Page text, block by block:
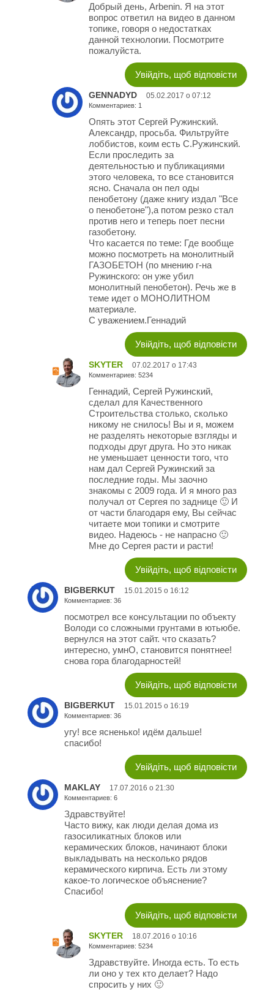
Добрый день, Arbenin. Я на этот
вопрос ответил на видео в данном
топике, говоря о недостатках
данной технологии. Посмотрите
пожалуйста.
Увійдіть, щоб відповісти
GENNADYD 05.02.2017 о 07:12
Комментариев: 1
Опять этот Сергей Ружинский.
Александр, просьба. Фильтруйте
лоббистов, коим есть С.Ружинский.
Если проследить за
деятельностью и публикациями
этого человека, то все становится
ясно. Сначала он пел оды
пенобетону (даже книгу издал "Все
о пенобетоне"),а потом резко стал
против него и теперь поет песни
газобетону.
Что касается по теме: Где вообще
можно посмотреть на монолитный
ГАЗОБЕТОН (по мнению г-на
Ружинского: он уже убил
монолитный пенобетон). Речь же в
теме идет о МОНОЛИТНОМ
материале.
С уважением.Геннадий
Увійдіть, щоб відповісти
SKYTER 07.02.2017 о 17:43
Комментариев: 5234
Геннадий, Сергей Ружинский,
сделал для Качественного
Строительства столько, сколько
никому не снилось! Вы и я, можем
не разделять некоторые взгляды и
подходы друг друга. Но это никак
не уменьшает ценности того, что
нам дал Сергей Ружинский за
последние годы. Мы заочно
знакомы с 2009 года. И я много раз
получал от Сергея по заднице 🙂 И
от части благодаря ему, Вы сейчас
читаете мои топики и смотрите
видео. Надеюсь - не напрасно 🙂
Мне до Сергея расти и расти!
Увійдіть, щоб відповісти
BIGBERKUT 15.01.2015 о 16:12
Комментариев: 36
посмотрел все консультации по объекту
Володи со сложными грунтами в ютьюбе.
вернулся на этот сайт. что сказать?
интересно, умнО, становится понятнее!
снова гора благодарностей!
Увійдіть, щоб відповісти
BIGBERKUT 15.01.2015 о 16:19
Комментариев: 36
угу! все ясненько! идём дальше!
спасибо!
Увійдіть, щоб відповісти
MAKLAY 17.07.2016 о 21:30
Комментариев: 6
Здравствуйте!
Часто вижу, как люди делая дома из
газосиликатных блоков или
керамических блоков, начинают блоки
выкладывать на несколько рядов
керамического кирпича. Есть ли этому
какое-то логическое объяснение?
Спасибо!
Увійдіть, щоб відповісти
SKYTER 18.07.2016 о 10:16
Комментариев: 5234
Здравствуйте. Иногда есть. То есть
ли оно у тех кто делает? Надо
спросить у них 🙂